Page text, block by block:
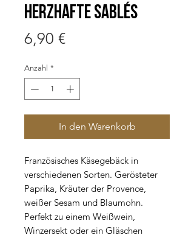
Herzhafte Sablés
6,90 €Preis
Anzahl *
In den Warenkorb
Französisches Käsegebäck in
verschiedenen Sorten. Gerösteter
Paprika, Kräuter der Provence,
weißer Sesam und Blaumohn.
Perfekt zu einem Weißwein,
Winzersekt oder ein Gläschen